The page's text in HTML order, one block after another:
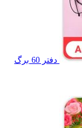
دفتر 60 برگ